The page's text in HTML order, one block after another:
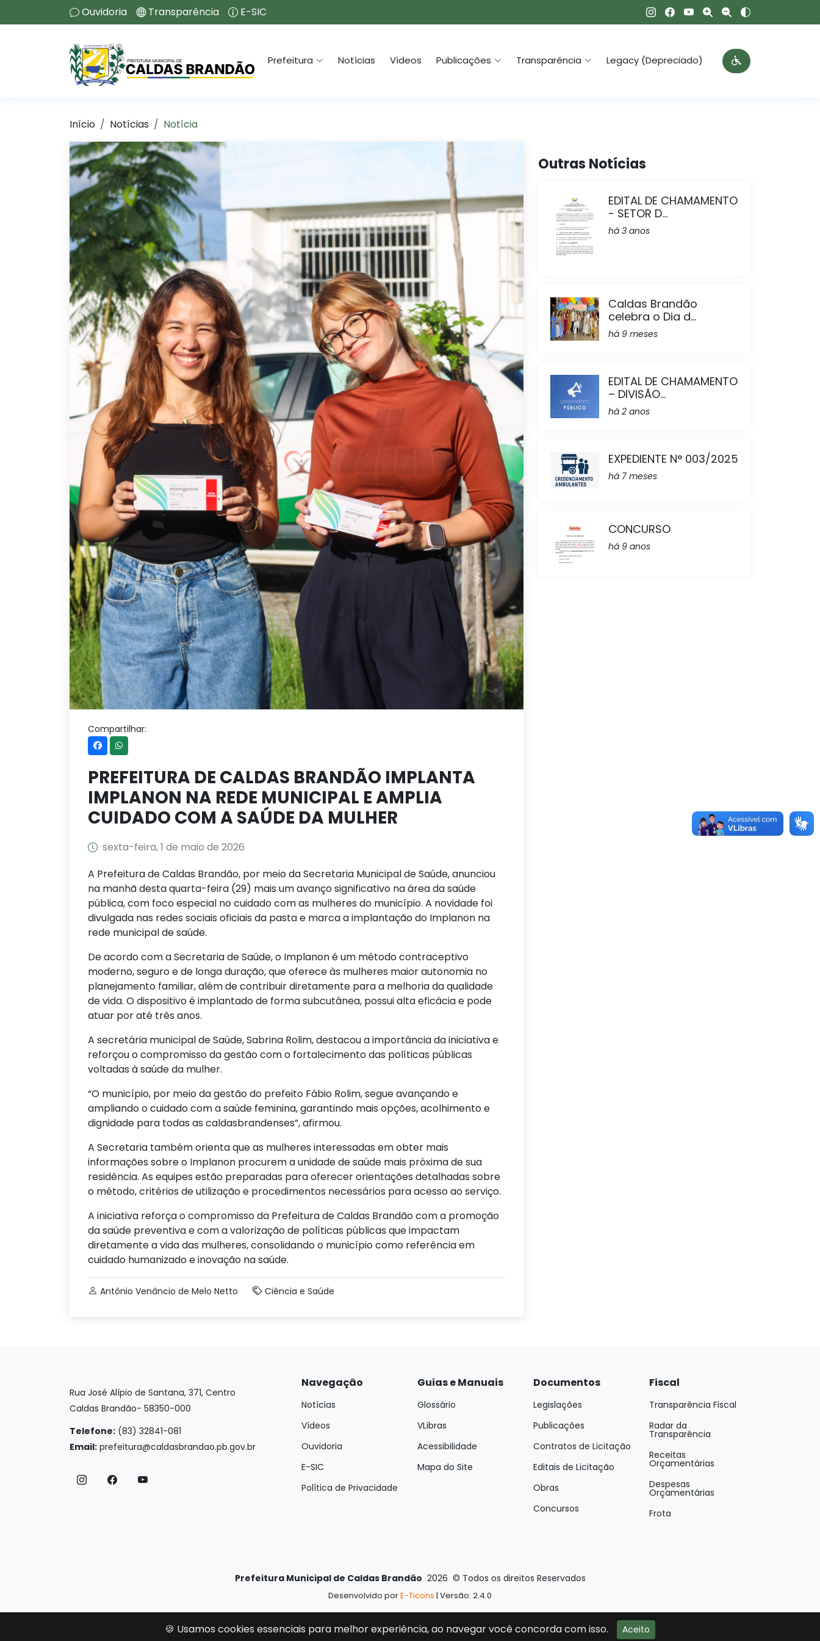
Ouvidoria Transparência E-SIC
Prefeitura Notícias Vídeos Publicações Transparência Legacy (Depreciado)
Início Notícias Notícia
Compartilhar:
PREFEITURA DE CALDAS BRANDÃO IMPLANTA
IMPLANON NA REDE MUNICIPAL E AMPLIA
CUIDADO COM A SAÚDE DA MULHER
sexta-feira, 1 de maio de 2026
A Prefeitura de Caldas Brandão, por meio da Secretaria Municipal de Saúde, anunciou
na manhã desta quarta-feira (29) mais um avanço significativo na área da saúde
pública, com foco especial no cuidado com as mulheres do município. A novidade foi
divulgada nas redes sociais oficiais da pasta e marca a implantação do Implanon na
rede municipal de saúde.
De acordo com a Secretaria de Saúde, o Implanon é um método contraceptivo
moderno, seguro e de longa duração, que oferece às mulheres maior autonomia no
planejamento familiar, além de contribuir diretamente para a melhoria da qualidade
de vida. O dispositivo é implantado de forma subcutânea, possui alta eficácia e pode
atuar por até três anos.
A secretária municipal de Saúde, Sabrina Rolim, destacou a importância da iniciativa e
reforçou o compromisso da gestão com o fortalecimento das políticas públicas
voltadas à saúde da mulher.
“O município, por meio da gestão do prefeito Fábio Rolim, segue avançando e
ampliando o cuidado com a saúde feminina, garantindo mais opções, acolhimento e
dignidade para todas as caldasbrandenses”, afirmou.
A Secretaria também orienta que as mulheres interessadas em obter mais
informações sobre o Implanon procurem a unidade de saúde mais próxima de sua
residência. As equipes estão preparadas para oferecer orientações detalhadas sobre
o método, critérios de utilização e procedimentos necessários para acesso ao serviço.
A iniciativa reforça o compromisso da Prefeitura de Caldas Brandão com a promoção
da saúde preventiva e com a valorização de políticas públicas que impactam
diretamente a vida das mulheres, consolidando o município como referência em
cuidado humanizado e inovação na saúde.
Antônio Venâncio de Melo Netto Ciência e Saúde
Outras Notícias
EDITAL DE CHAMAMENTO
- SETOR D...
há 3 anos
Caldas Brandão
celebra o Dia d...
há 9 meses
EDITAL DE CHAMAMENTO
– DIVISÃO...
há 2 anos
EXPEDIENTE N° 003/2025
há 7 meses
CONCURSO
há 9 anos
Rua José Alípio de Santana, 371, Centro
Caldas Brandão- 58350-000
Telefone: (83) 32841-081
Email: prefeitura@caldasbrandao.pb.gov.br
Navegação
Notícias
Vídeos
Ouvidoria
E-SIC
Política de Privacidade
Guias e Manuais
Glossário
VLibras
Acessibilidade
Mapa do Site
Documentos
Legislações
Publicações
Contratos de Licitação
Editais de Licitação
Obras
Concursos
Fiscal
Transparência Fiscal
Radar da
Transparência
Receitas
Orçamentárias
Despesas
Orçamentárias
Frota
Prefeitura Municipal de Caldas Brandão 2026 © Todos os direitos Reservados
Desenvolvido porE-Ticons | Versão: 2.4.0
🍪 Usamos cookies essenciais para melhor experiência, ao navegar você concorda com isso. Aceito